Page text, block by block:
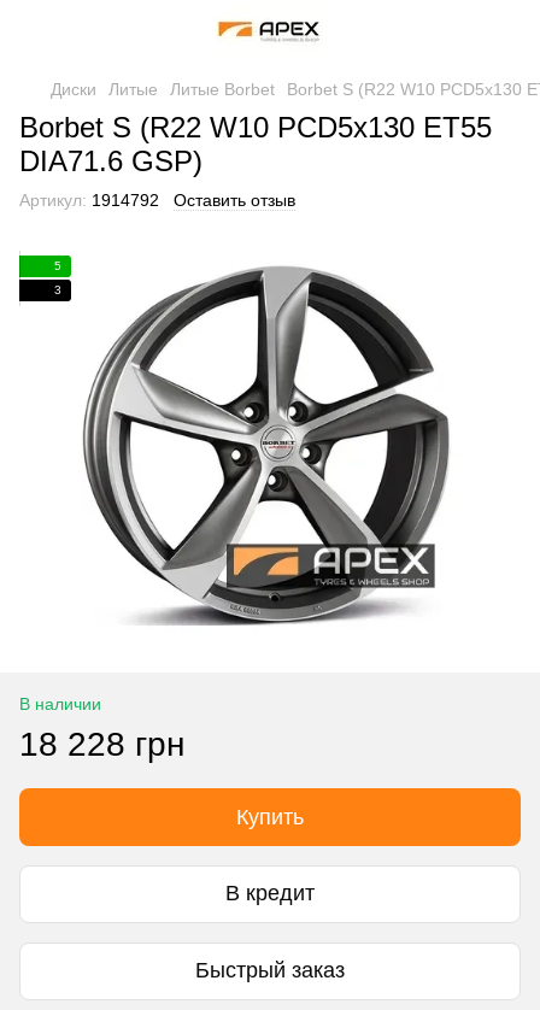
Диски Литые Литые Borbet Borbet S (R22 W10 PCD5x130
Borbet S (R22 W10 PCD5x130 ET55
DIA71.6 GSP)
Артикул: 1914792 Оставить отзыв
5
3
В наличии
18 228 грн
Купить
В кредит
Быстрый заказ